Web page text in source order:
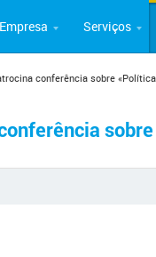
Empresa Serviços
conferência sobre